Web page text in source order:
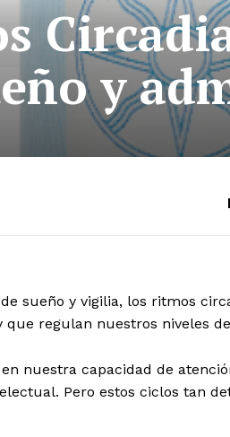
y
sueño y vigilia, los ritmos
que regulan nuestros niveles
nuestra capacidad de
Pero estos ciclos tan